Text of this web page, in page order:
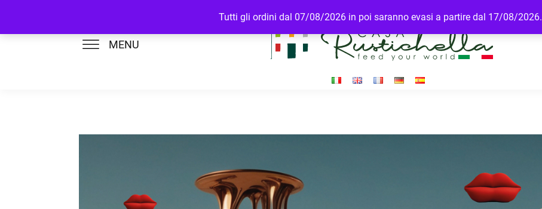
Tutti gli ordini dal 07/08/2026 in poi saranno evasi a partire dal 17/08/2026.
MENU